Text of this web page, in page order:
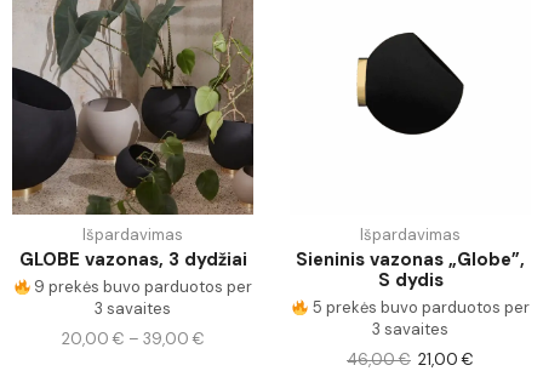
Išpardavimas
GLOBE vazonas, 3 dydžiai
9 prekės buvo parduotos per
3 savaites
20,00 € – 39,00 €
Išpardavimas
Sieninis vazonas „Globe”,
S dydis
5 prekės buvo parduotos per
3 savaites
46,00€ 21,00€